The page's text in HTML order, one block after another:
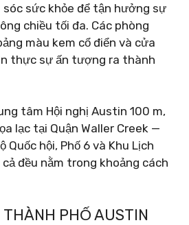
sức khỏe để tận hưởng sự
chiều tối đa. Các phòng
màu kem cổ điển và cửa
thực sự ấn tượng ra thành
tâm Hội nghị Austin 100 m,
lạc tại Quận Waller Creek —
Quốc hội, Phố 6 và Khu Lịch
đều nằm trong khoảng cách
THÀNH PHỐ AUSTIN